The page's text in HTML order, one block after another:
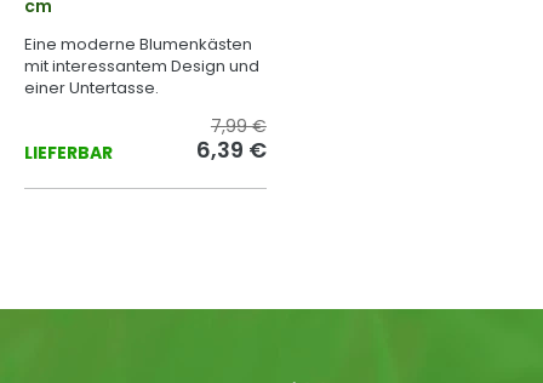
cm
Eine moderne Blumenkästen
mit interessantem Design und
einer Untertasse.
LIEFERBAR
7,99 €
6,39 €